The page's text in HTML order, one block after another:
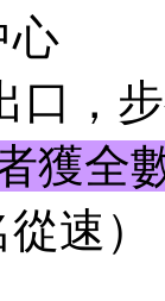
心
口，
獲全
速）